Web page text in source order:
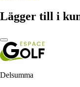
Lägger till i
Delsumma